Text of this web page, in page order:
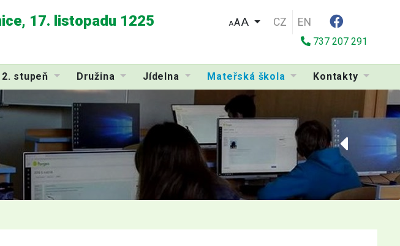
17. listopadu 1225 AA CZ EN
737 207 291
2. stupeň Družina Jídelna Mateřská škola Kontakty